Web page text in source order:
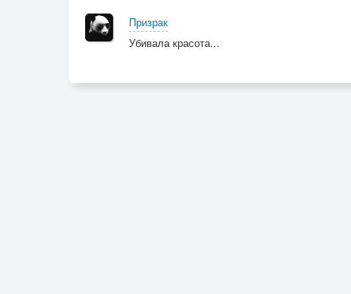
Призрак
Убивала красота...